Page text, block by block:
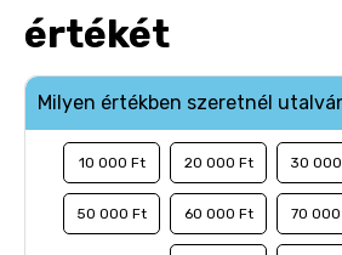
értékét
Milyen értékben szeretnél
10 000 Ft 20 000 Ft 30
50 000 Ft 60 000 Ft 70